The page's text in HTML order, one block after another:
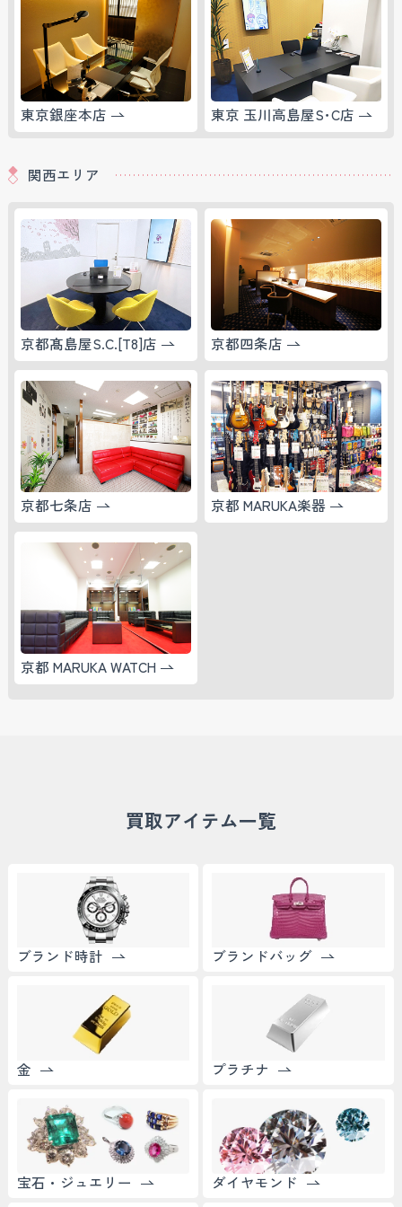
東京銀座本店 東京 玉川高島屋S･C店
関西エリア
京都髙島屋S.C.[T8]店 京都四条店
京都七条店 京都 MARUKA楽器
京都 MARUKA WATCH
買取アイテム一覧
ブランド時計 ブランドバッグ
金 プラチナ
宝石・ジュエリー ダイヤモンド